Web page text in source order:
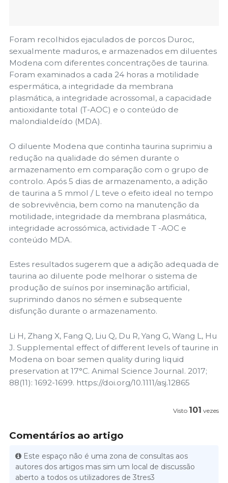
Foram recolhidos ejaculados de porcos Duroc,
sexualmente maduros, e armazenados em diluentes
Modena com diferentes concentrações de taurina.
Foram examinados a cada 24 horas a motilidade
espermática, a integridade da membrana
plasmática, a integridade acrossomal, a capacidade
antioxidante total (T-AOC) e o conteúdo de
malondialdeído (MDA).
O diluente Modena que continha taurina suprimiu a
redução na qualidade do sémen durante o
armazenamento em comparação com o grupo de
controlo. Após 5 dias de armazenamento, a adição
de taurina a 5 mmol / L teve o efeito ideal no tempo
de sobrevivência, bem como na manutenção da
motilidade, integridade da membrana plasmática,
integridade acrossómica, actividade T -AOC e
conteúdo MDA.
Estes resultados sugerem que a adição adequada de
taurina ao diluente pode melhorar o sistema de
produção de suínos por inseminação artificial,
suprimindo danos no sémen e subsequente
disfunção durante o armazenamento.
Li H, Zhang X, Fang Q, Liu Q, Du R, Yang G, Wang L, Hu
J. Supplemental effect of different levels of taurine in
Modena on boar semen quality during liquid
preservation at 17°C. Animal Science Journal. 2017;
88(11): 1692-1699. https://doi.org/10.1111/asj.12865
Visto 101 vezes
Comentários ao artigo
Este espaço não é uma zona de consultas aos
autores dos artigos mas sim um local de discussão
aberto a todos os utilizadores de 3tres3